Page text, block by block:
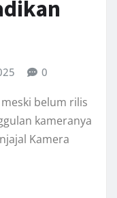
0
belum rilis
kameranya
Kamera